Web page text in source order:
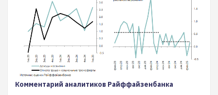
Комментарий аналитиков Райффайзенбанка